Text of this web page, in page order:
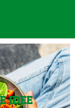
IDEE